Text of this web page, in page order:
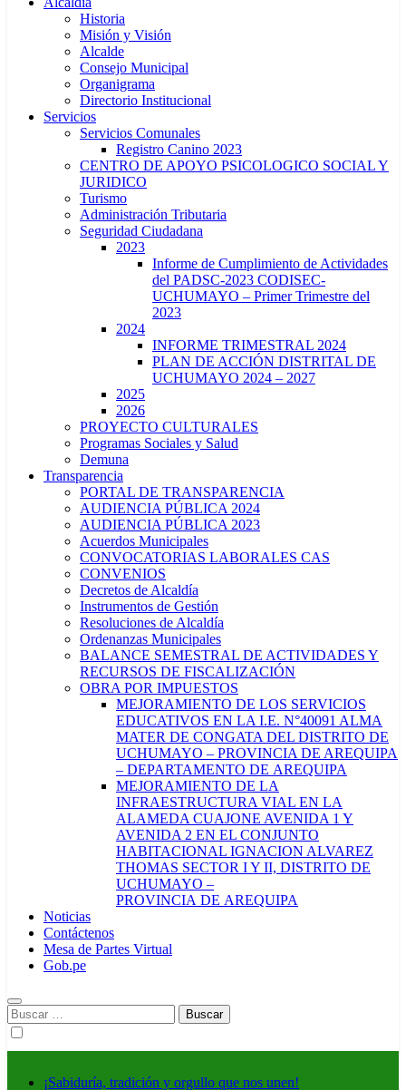
Historia
Misión y Visión
Alcalde
Consejo Municipal
Organigrama
Directorio Institucional
Servicios
Servicios Comunales
Registro Canino 2023
CENTRO DE APOYO PSICOLOGICO SOCIAL Y
JURIDICO
Turismo
Administración Tributaria
Seguridad Ciudadana
2023
Informe de Cumplimiento de Actividades
del PADSC-2023 CODISEC-
UCHUMAYO – Primer Trimestre del
2023
2024
INFORME TRIMESTRAL 2024
PLAN DE ACCIÓN DISTRITAL DE
UCHUMAYO 2024 – 2027
2025
2026
PROYECTO CULTURALES
Programas Sociales y Salud
Demuna
Transparencia
PORTAL DE TRANSPARENCIA
AUDIENCIA PÚBLICA 2024
AUDIENCIA PÚBLICA 2023
Acuerdos Municipales
CONVOCATORIAS LABORALES CAS
CONVENIOS
Decretos de Alcaldía
Instrumentos de Gestión
Resoluciones de Alcaldía
Ordenanzas Municipales
BALANCE SEMESTRAL DE ACTIVIDADES Y
RECURSOS DE FISCALIZACIÓN
OBRA POR IMPUESTOS
MEJORAMIENTO DE LOS SERVICIOS
EDUCATIVOS EN LA I.E. N°40091 ALMA
MATER DE CONGATA DEL DISTRITO DE
UCHUMAYO – PROVINCIA DE AREQUIPA
– DEPARTAMENTO DE AREQUIPA
MEJORAMIENTO DE LA
INFRAESTRUCTURA VIAL EN LA
ALAMEDA CUAJONE AVENIDA 1 Y
AVENIDA 2 EN EL CONJUNTO
HABITACIONAL IGNACION ALVAREZ
THOMAS SECTOR I Y II, DISTRITO DE
UCHUMAYO –
PROVINCIA DE AREQUIPA
Noticias
Contáctenos
Mesa de Partes Virtual
Gob.pe
Buscar:
¡Sabiduría, tradición y orgullo que nos unen!